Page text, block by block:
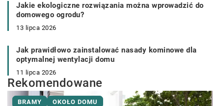
Jakie ekologiczne rozwiązania można wprowadzić do
domowego ogrodu?
13 lipca 2026
Jak prawidłowo zainstalować nasady kominowe dla
optymalnej wentylacji domu
11 lipca 2026
Rekomendowane
BRAMY OKOŁO DOMU